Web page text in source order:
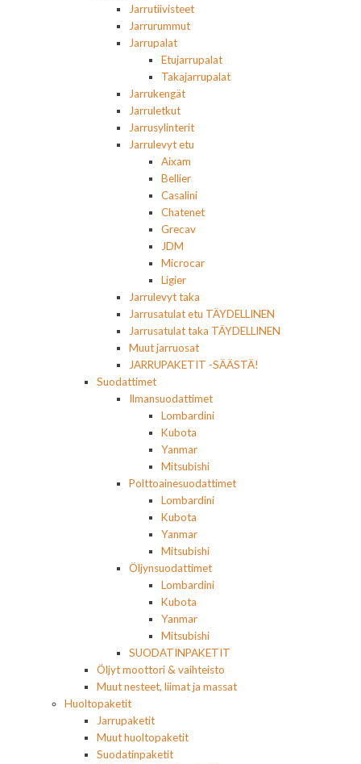
Jarrutiivisteet
Jarrurummut
Jarrupalat
Etujarrupalat
Takajarrupalat
Jarrukengät
Jarruletkut
Jarrusylinterit
Jarrulevyt etu
Aixam
Bellier
Casalini
Chatenet
Grecav
JDM
Microcar
Ligier
Jarrulevyt taka
Jarrusatulat etu TÄYDELLINEN
Jarrusatulat taka TÄYDELLINEN
Muut jarruosat
JARRUPAKETIT -SÄÄSTÄ!
Suodattimet
Ilmansuodattimet
Lombardini
Kubota
Yanmar
Mitsubishi
Polttoainesuodattimet
Lombardini
Kubota
Yanmar
Mitsubishi
Öljynsuodattimet
Lombardini
Kubota
Yanmar
Mitsubishi
SUODATINPAKETIT
Öljyt moottori & vaihteisto
Muut nesteet, liimat ja massat
Huoltopaketit
Jarrupaketit
Muut huoltopaketit
Suodatinpaketit